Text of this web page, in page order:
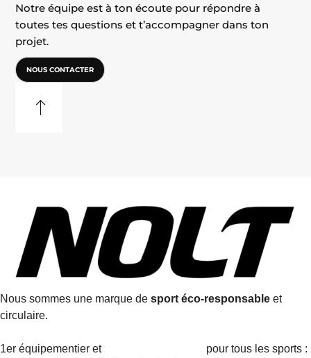
Notre équipe est à ton écoute pour répondre à
toutes tes questions et t’accompagner dans ton
projet.
NOUS CONTACTER
Nous sommes une marque de sport éco-responsable et
circulaire.
1er équipementier et
pour tous les sports :